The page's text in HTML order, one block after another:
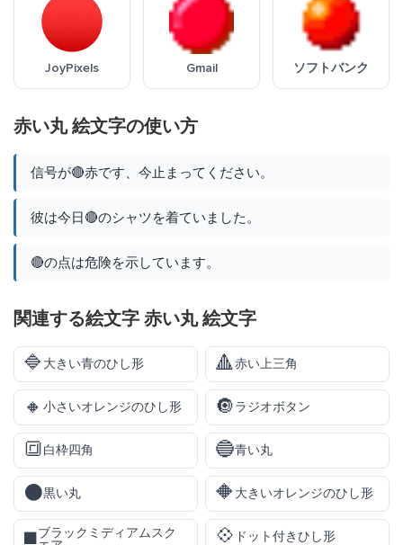
JoyPixels Gmail ソフトバンク
赤い丸 絵文字の使い方
信号が🔴赤です、今止まってください。
彼は今日🔴のシャツを着ていました。
🔴の点は危険を示しています。
関連する絵文字 赤い丸 絵文字
🔷大きい青のひし形 🔺赤い上三角
🔸 小さいオレンジのひし形 🔘ラジオボタン
🔳白枠四角 🔵青い丸
⚫黒い丸 🔶大きいオレンジのひし形
◼️ブラックミディアムスク
💠 ドット付きひし形